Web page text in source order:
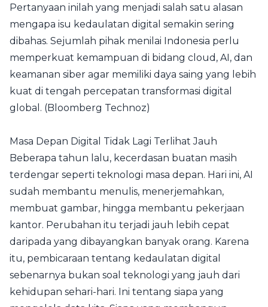
Pertanyaan inilah yang menjadi salah satu alasan
mengapa isu kedaulatan digital semakin sering
dibahas. Sejumlah pihak menilai Indonesia perlu
memperkuat kemampuan di bidang cloud, AI, dan
keamanan siber agar memiliki daya saing yang lebih
kuat di tengah percepatan transformasi digital
global. (Bloomberg Technoz)
Masa Depan Digital Tidak Lagi Terlihat Jauh
Beberapa tahun lalu, kecerdasan buatan masih
terdengar seperti teknologi masa depan. Hari ini, AI
sudah membantu menulis, menerjemahkan,
membuat gambar, hingga membantu pekerjaan
kantor. Perubahan itu terjadi jauh lebih cepat
daripada yang dibayangkan banyak orang. Karena
itu, pembicaraan tentang kedaulatan digital
sebenarnya bukan soal teknologi yang jauh dari
kehidupan sehari-hari. Ini tentang siapa yang